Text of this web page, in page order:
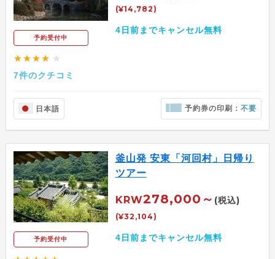
予約受付中
★★★★ ★
7件のクチコミ
(¥14,782)
4日前までキャンセル無料
日本語 予約券の印刷：不要
予約受付中
釜山発 安東「河回村」日帰り
ツアー
KRW278,000～ (税込)
(¥32,104)
4日前までキャンセル無料